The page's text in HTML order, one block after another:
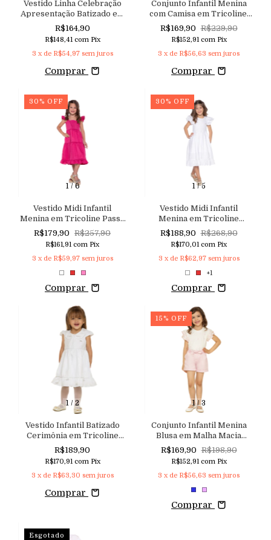
Vestido Linha Celebração
Apresentação Batizado em
Tricoline com Mangas de
Babados e Decote nas
Costas Aconchego
R$164,90
R$148,41 com Pix
3 x de R$54,97 sem juros
Comprar
Conjunto Infantil Menina
com Camisa em Tricoline,
Manga de babados e Shorts
Saia em Sarja Linho com
Laço Aconchego do Bebê
R$169,90 R$229,90
R$152,91 com Pix
3 x de R$56,63 sem juros
Comprar
1/ 6
30 % OFF
Vestido Midi Infantil
Menina em Tricoline Passa
Fácil com Lastex Macutie
R$179,90 R$257,90
R$161,91 com Pix
3 x de R$59,97 sem juros
Comprar
1/5
30 % OFF
Vestido Midi Infantil
Menina em Tricoline
Jacquard com Abertura nas
Costas Macutie
R$188,90 R$268,90
R$170,01 com Pix
3 x de R$62,97 sem juros
+1
Comprar
1/2
Vestido Infantil Batizado
Cerimônia em Tricoline
com Detalhes Delicados de
Bordados, Pérolas e Fios de
Strass
R$189,90
R$170,91 com Pix
3 x de R$63,30 sem juros
Comprar
1/3
15 % OFF
Conjunto Infantil Menina
Blusa em Malha Macia
Aveludada com Manga
Dupla de Babados e Shorts
em Sarja com Elastano
R$169,90 R$198,90
R$152,91 com Pix
3 x de R$56,63 sem juros
Comprar
Esgotado